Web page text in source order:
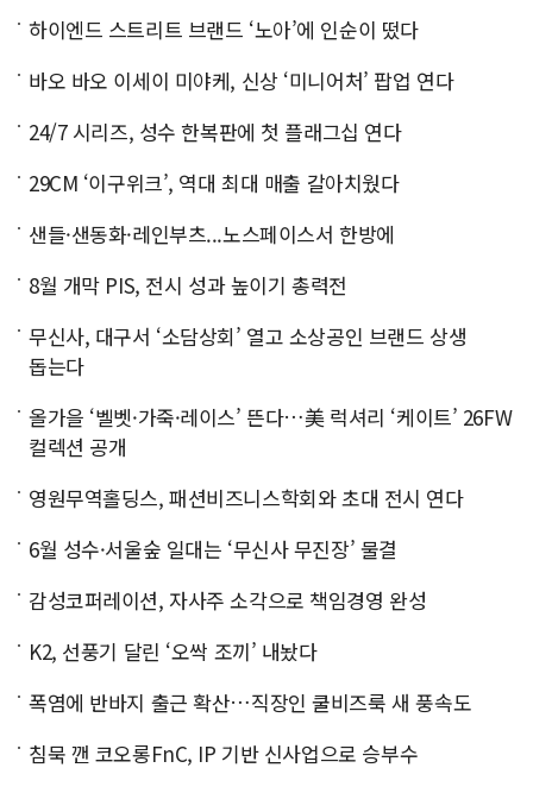
하이엔드 스트리트 브랜드 ‘노아’에 인순이 떴다
바오 바오 이세이 미야케, 신상 ‘미니어처’ 팝업 연다
24/7 시리즈, 성수 한복판에 첫 플래그십 연다
29CM ‘이구위크’, 역대 최대 매출 갈아치웠다
샌들·샌동화·레인부츠...노스페이스서 한방에
8월 개막 PIS, 전시 성과 높이기 총력전
무신사, 대구서 ‘소담상회’ 열고 소상공인 브랜드 상생
돕는다
올가을 ‘벨벳·가죽·레이스’ 뜬다…美 럭셔리 ‘케이트’ 26FW
컬렉션 공개
영원무역홀딩스, 패션비즈니스학회와 초대 전시 연다
6월 성수·서울숲 일대는 ‘무신사 무진장’ 물결
감성코퍼레이션, 자사주 소각으로 책임경영 완성
K2, 선풍기 달린 ‘오싹 조끼’ 내놨다
폭염에 반바지 출근 확산…직장인 쿨비즈룩 새 풍속도
침묵 깬 코오롱FnC, IP 기반 신사업으로 승부수